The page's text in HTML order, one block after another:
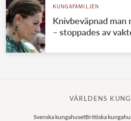
KUNGAFAMILJEN
Knivbeväpnad man
– stoppades av
VÄRLDENS
Svenska kungahusetBrittiska